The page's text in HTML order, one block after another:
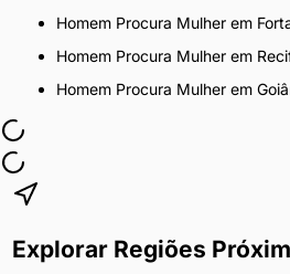
Homem Procura Mulherem
Homem Procura Mulherem
Homem Procura Mulherem
Explorar Regiões